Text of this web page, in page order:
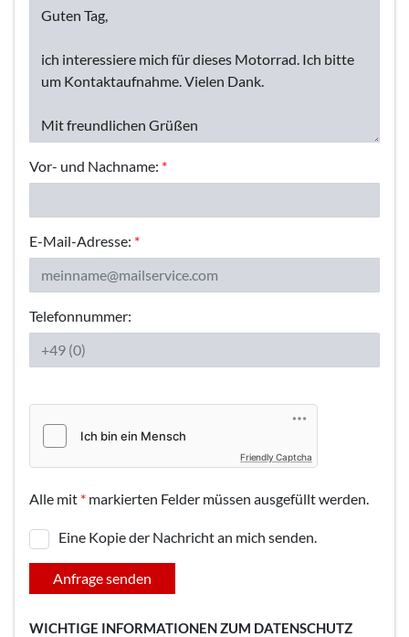
Vor- und Nachname: *
E-Mail-Adresse: *
Telefonnummer:
Friendly Captcha
Alle mit * markierten Felder müssen ausgefüllt werden.
Eine Kopie der Nachricht an mich senden.
Anfrage senden
WICHTIGE INFORMATIONEN ZUM DATENSCHUTZ